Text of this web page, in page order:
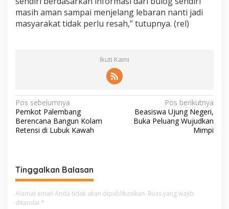
masih aman sampai menjelang lebaran nanti jadi
masyarakat tidak perlu resah,” tutupnya. (rel)
Ikuti Kami
N
a
v
g
a
s
i
Pos sebelumnya
Pemkot Palembang
Berencana Bangun Kolam
Retensi di Lubuk Kawah
Pos berikutnya
Beasiswa Ujung Negeri,
Buka Peluang Wujudkan
Mimpi
Tinggalkan Balasan
Alamat email Anda tidak akan dipublikasikan. Ruas yang wajib
ditandai *